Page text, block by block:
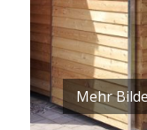
Mehr